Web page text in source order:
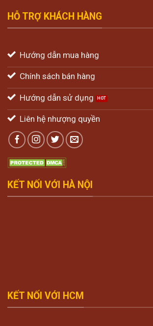
HỖ TRỢ KHÁCH HÀNG
Hướng dẫn mua hàng
Chính sách bán hàng
Hướng dẫn sử dụng
Liên hệ nhượng quyền
KẾT NỐI VỚI HÀ NỘI
KẾT NỐI VỚI HCM